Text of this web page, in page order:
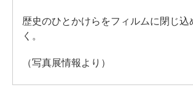
歴史のひとかけらをフィルムに閉じ込
く。
（写真展情報より）